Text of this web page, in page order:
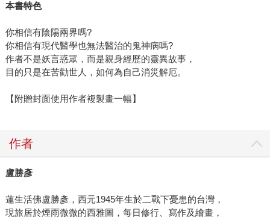
本書特色
你相信有陰陽兩界嗎?
你相信有現代醫學也無法醫治的鬼神病嗎?
作者不是妖言惑眾，而是親身經歷的靈異故事，
目的只是在苦勸世人，如何為自己消災解厄。
【附贈封面使用作者複製畫一幅】
作者
盧勝彥
蓮生活佛盧勝彥，西元1945年生於二戰下憂患的台灣，
現旅居於煙雨微微的西雅圖，每日修行、寫作及繪畫，